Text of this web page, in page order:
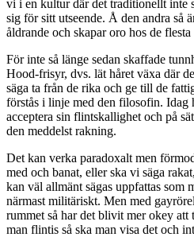
vi i en kultur där det traditionellt inte
sig för sitt utseende. Å den andra så
åldrande och skapar oro hos de flesta
För inte så länge sedan skaffade
Hood-frisyr, dvs. lät håret växa där
säga ta från de rika och ge till de
förstås i linje med den filosofin. Idag
acceptera sin flintskallighet och på
den meddelst rakning.
Det kan verka paradoxalt men
med och banat, eller ska vi säga
kan väl allmänt sägas uppfattas som
närmast militäriskt. Men med
rummet så har det blivit mer okey att
man flintis så ska man visa det och